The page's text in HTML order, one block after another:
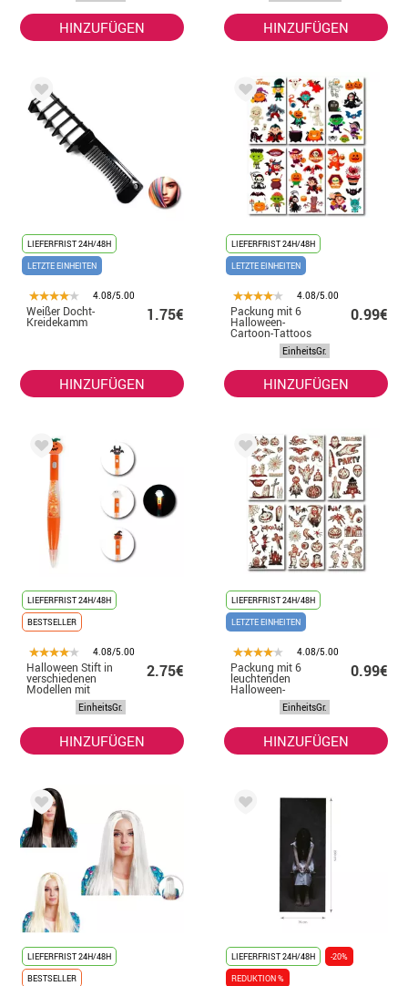
HINZUFÜGEN HINZUFÜGEN
LIEFERFRIST 24H/48H
LETZTE EINHEITEN
4.08/5.00
Weißer Docht-
Kreidekamm 1.75€
HINZUFÜGEN
LIEFERFRIST 24H/48H
LETZTE EINHEITEN
4.08/5.00
Packung mit 6
Halloween-
Cartoon-Tattoos
in verschiedenen
6,8-cm-Modellen
0.99€
EinheitsGr.
HINZUFÜGEN
LIEFERFRIST 24H/48H
BESTSELLER
4.08/5.00
Halloween Stift in
verschiedenen
Modellen mit
Licht 17,5 cm
2.75€
EinheitsGr.
HINZUFÜGEN
LIEFERFRIST 24H/48H
LETZTE EINHEITEN
4.08/5.00
Packung mit 6
leuchtenden
Halloween-
Tattoos in
verschiedenen
0.99€
EinheitsGr.
HINZUFÜGEN
LIEFERFRIST 24H/48H
BESTSELLER
LIEFERFRIST 24H/48H
-20%
REDUKTION %